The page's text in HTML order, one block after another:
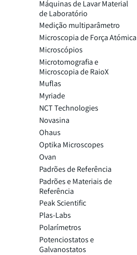
Máquinas de Lavar Material
de Laboratório
Medição multiparâmetro
Microscopia de Força Atómica
Microscópios
Microtomografia e
Microscopia de RaioX
Muflas
Myriade
NCT Technologies
Novasina
Ohaus
Optika Microscopes
Ovan
Padrões de Referência
Padrões e Materiais de
Referência
Peak Scientific
Plas-Labs
Polarímetros
Potenciostatos e
Galvanostatos